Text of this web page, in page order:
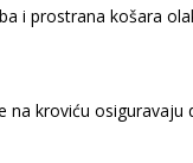
i prostrana košara
na kroviću osiguravaju